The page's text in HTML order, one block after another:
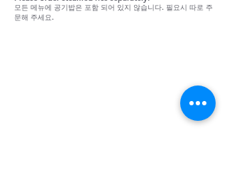
모든 메뉴에 공기밥은 포함 되어 있지 않습니다. 필요시 따로 주
문해 주세요.